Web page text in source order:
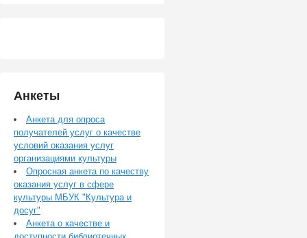
Анкеты
Анкета для опроса
получателей услуг о качестве
условий оказания услуг
организациями культуры
Опросная анкета по качеству
оказания услуг в сфере
культуры МБУК "Культура и
досуг"
Анкета о качестве и